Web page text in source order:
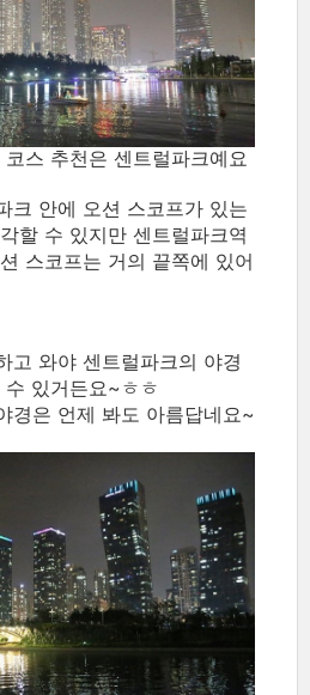
스 추천은 센트럴파크예요
크 안에 오션 스코프가 있는
할 수 있지만 센트럴파크역
스코프는 거의 끝쪽에 있어
고 와야 센트럴파크의 야경
있거든요~ㅎㅎ
경은 언제 봐도 아름답네요~